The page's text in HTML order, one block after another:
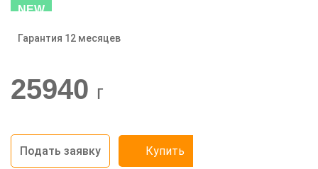
NEW
-20%
Гарантия 12 месяцев
25940 г
Подать заявку Купить